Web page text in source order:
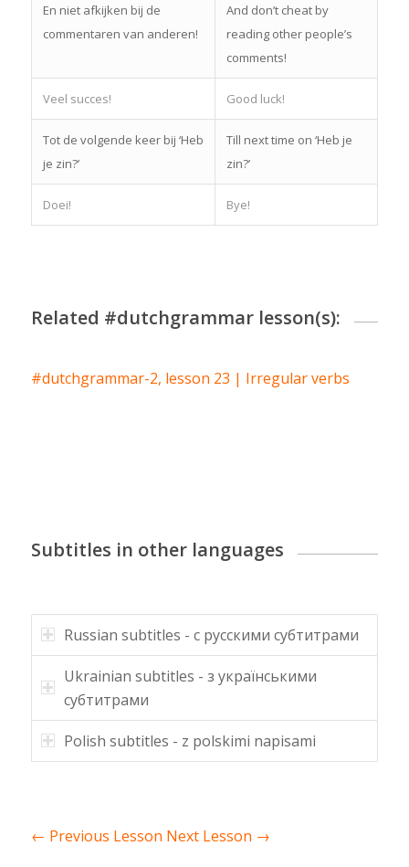
En niet afkijken bij de
commentaren van anderen!
And don’t cheat by
reading other people’s
comments!
Veel succes! Good luck!
Tot de volgende keer bij ‘Heb
je zin?’
Till next time on ‘Heb je
zin?’
Doei! Bye!
Related #dutchgrammar lesson(s):
#dutchgrammar-2, lesson 23 | Irregular verbs
Subtitles in other languages
Russian subtitles - с русскими субтитрами
Ukrainian subtitles - з українськими
субтитрами
Polish subtitles - z polskimi napisami
← Previous Lesson Next Lesson →